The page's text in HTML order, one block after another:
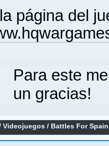
página del
Para este
un gracias!
Videojuegos / Battles For Spain